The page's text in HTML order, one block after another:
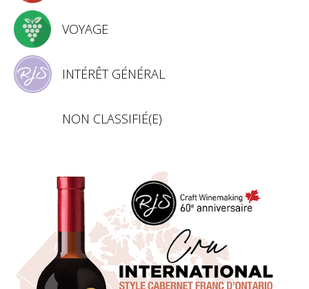
VOYAGE
INTÉRÊT GÉNÉRAL
NON CLASSIFIÉ(E)